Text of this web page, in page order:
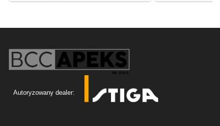
Autoryzowany dealer: